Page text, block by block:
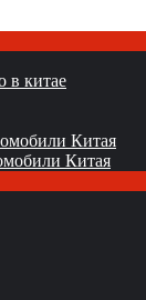
в китае
Китая
Китая